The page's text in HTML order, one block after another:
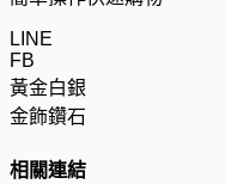
LINE
FB
黃金白銀
金飾鑽石
相關連結